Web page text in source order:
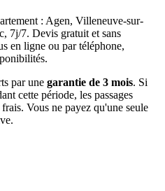
: Agen, Villeneuve-sur-
7j/7. Devis gratuit et sans
en ligne ou par téléphone,
par une garantie de 3 mois. Si
cette période, les passages
Vous ne payez qu'une seule